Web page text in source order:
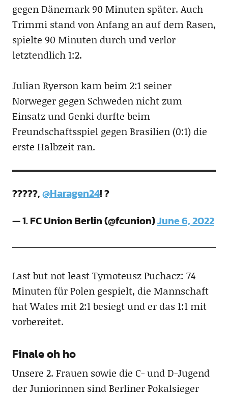
gegen Dänemark 90 Minuten später. Auch
Trimmi stand von Anfang an auf dem Rasen,
spielte 90 Minuten durch und verlor
letztendlich 1:2.
Julian Ryerson kam beim 2:1 seiner
Norweger gegen Schweden nicht zum
Einsatz und Genki durfte beim
Freundschaftsspiel gegen Brasilien (0:1) die
erste Halbzeit ran.
?????,@Haragen24! ?
— 1. FC Union Berlin (@fcunion)June 6, 2022
Last but not least Tymoteusz Puchacz: 74
Minuten für Polen gespielt, die Mannschaft
hat Wales mit 2:1 besiegt und er das 1:1 mit
vorbereitet.
Finale oh ho
Unsere 2. Frauen sowie die C- und D-Jugend
der Juniorinnen sind Berliner Pokalsieger